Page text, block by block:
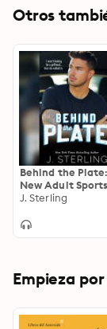
Otros
Behind the
New Adult Sports
Romance
J. Sterling
Empieza